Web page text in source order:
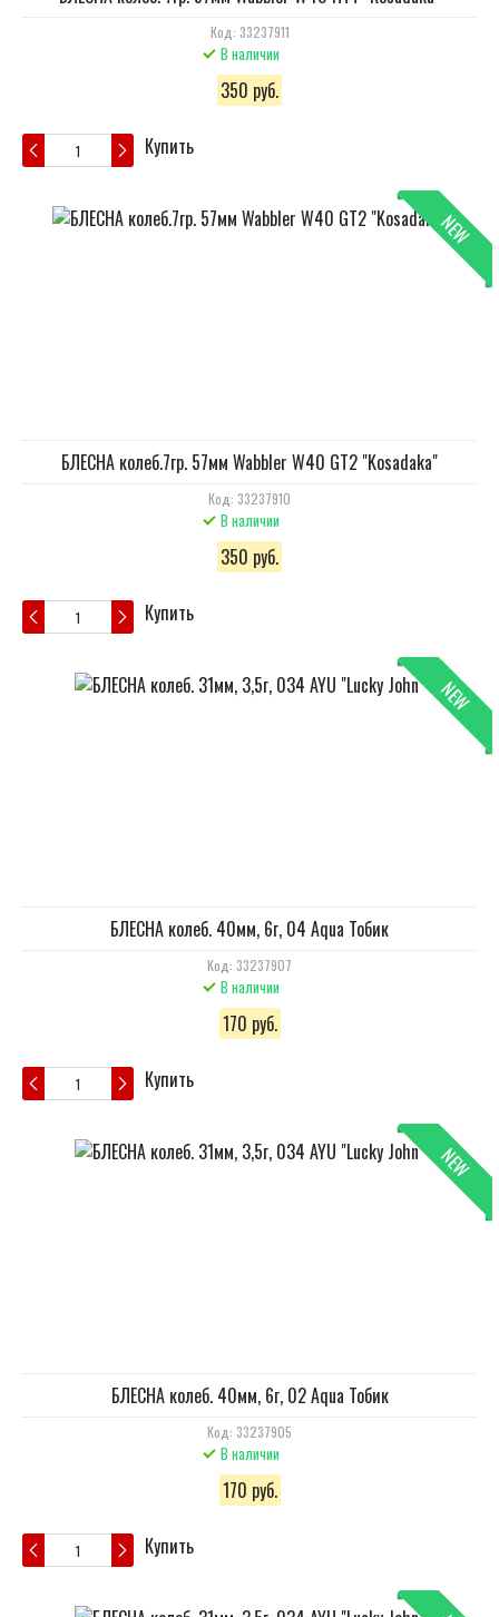
Код: 33237911
В наличии
350 руб.
Купить
NEW
БЛЕСНА колеб.7гр. 57мм Wabbler W40 GT2 "Kosadaka"
Код: 33237910
В наличии
350 руб.
Купить
NEW
БЛЕСНА колеб. 40мм, 6г, 04 Aqua Тобик
Код: 33237907
В наличии
170 руб.
Купить
NEW
БЛЕСНА колеб. 40мм, 6г, 02 Aqua Тобик
Код: 33237905
В наличии
170 руб.
Купить